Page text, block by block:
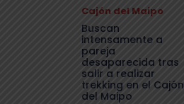
Cajón del Maipo
Buscan
intensamente a
pareja
desaparecida tras
salir a realizar
trekking en el Cajón
del Maipo